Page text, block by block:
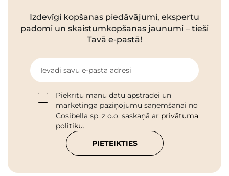
Izdevīgi kopšanas piedāvājumi, ekspertu
padomi un skaistumkopšanas jaunumi – tieši
Tavā e-pastā!
Ievadi savu e-pasta adresi
Piekrītu manu datu apstrādei un
mārketinga paziņojumu saņemšanai no
Cosibella sp. z o.o. saskaņā ar privātuma
politiku.
PIETEIKTIES